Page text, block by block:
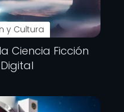
y Cultura
Ciencia Ficción